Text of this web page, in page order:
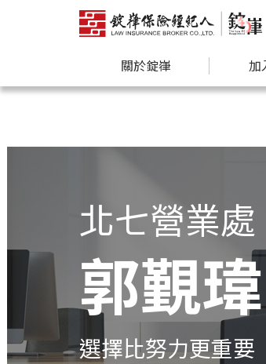
關於錠嵂 加
北七營業處
郭覲瑋
選擇比努力更重要